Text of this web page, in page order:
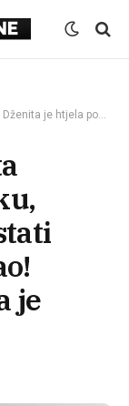
dao! Šokirao ju je, evo šta je rekao
je